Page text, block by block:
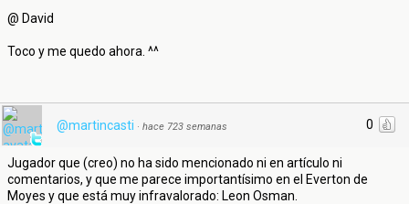
@ David
Toco y me quedo ahora. ^^
0
@martincasti · hace 723 semanas
Jugador que (creo) no ha sido mencionado ni en artículo ni
comentarios, y que me parece importantísimo en el Everton de
Moyes y que está muy infravalorado: Leon Osman.